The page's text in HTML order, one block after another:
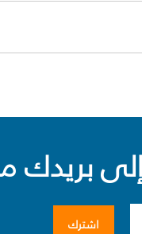
بريدك
اشترك